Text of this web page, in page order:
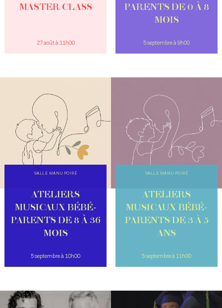
MASTER CLASS
27 août à 11h00
PARENTS DE 0 À 8
MOIS
5 septembre à 9h00
SALLE MANU POIRÉ
ATELIERS
MUSICAUX BÉBÉ-
PARENTS DE 8 À 36
MOIS
5 septembre à 10h00
SALLE MANU POIRÉ
ATELIERS
MUSICAUX BÉBÉ-
PARENTS DE 3 À 5
ANS
5 septembre à 11h00